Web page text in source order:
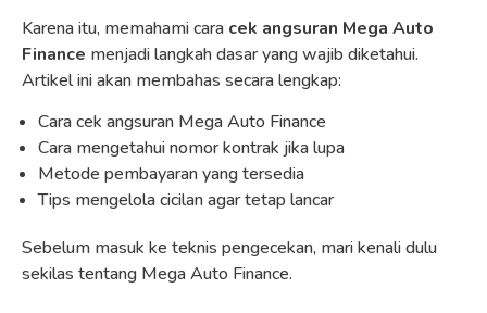
Karena itu, memahami cara cek angsuran Mega Auto
Finance menjadi langkah dasar yang wajib diketahui.
Artikel ini akan membahas secara lengkap:
Cara cek angsuran Mega Auto Finance
Cara mengetahui nomor kontrak jika lupa
Metode pembayaran yang tersedia
Tips mengelola cicilan agar tetap lancar
Sebelum masuk ke teknis pengecekan, mari kenali dulu
sekilas tentang Mega Auto Finance.